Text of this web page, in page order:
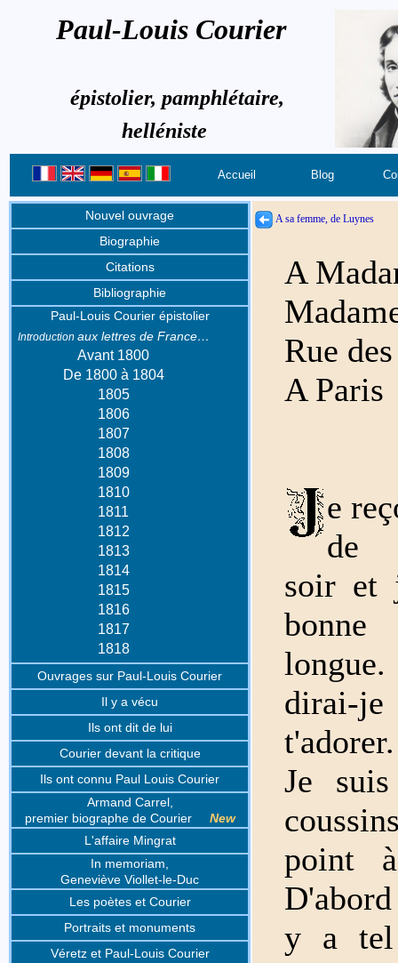
Paul-Louis Courier
épistolier, pamphlétaire,
helléniste
Accueil Blog
Nouvel ouvrage
Biographie
Citations
Bibliographie
Paul-Louis Courier épistolier
Introduction aux lettres de France…
Avant 1800
De 1800 à 1804
1805
1806
1807
1808
1809
1810
1811
1812
1813
1814
1815
1816
1817
1818
Ouvrages sur Paul-Louis Courier
Il y a vécu
Ils ont dit de lui
Courier devant la critique
Ils ont connu Paul Louis Courier
Armand Carrel,
premier biographe de CourierNew
L'affaire Mingrat
In memoriam,
Geneviève Viollet-le-Duc
Les poètes et Courier
Portraits et monuments
Véretz et Paul-Louis Courier
A sa femme, de Luynes
A
Rue
A Paris
e
de
soir et
dirai-
Je
point
y a tel